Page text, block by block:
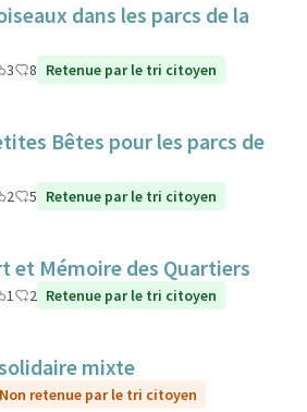
dans les parcs de la
3 8 Retenue par le tri citoyen
Bêtes pour les parcs de
2 5 Retenue par le tri citoyen
et Mémoire des Quartiers
1 2 Retenue par le tri citoyen
mixte
Non retenue par le tri citoyen